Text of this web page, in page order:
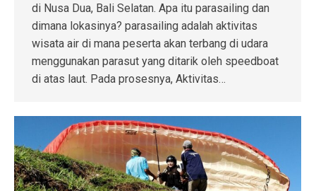
di Nusa Dua, Bali Selatan. Apa itu parasailing dan
dimana lokasinya? parasailing adalah aktivitas
wisata air di mana peserta akan terbang di udara
menggunakan parasut yang ditarik oleh speedboat
di atas laut. Pada prosesnya, Aktivitas…